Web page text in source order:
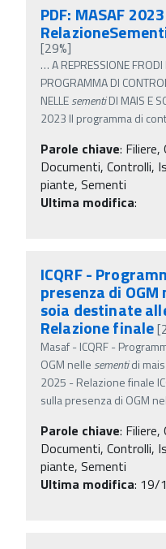
PDF: MASAF
[29%]
…A REPRESSIONE
PROGRAMMA DI
NELLEsementiDI MAIS E
2023 Il programma di
Parole chiave: Filiere,
Documenti, Controlli,
piante, Sementi
Ultima modifica:
ICQRF -
presenza di OGM
soia destinate
Relazione finale
Masaf - ICQRF -
OGM nelle sementidi
2025 - Relazione finale
sulla presenza di OGM
Parole chiave: Filiere,
Documenti, Controlli,
piante, Sementi
Ultima modifica: 19/